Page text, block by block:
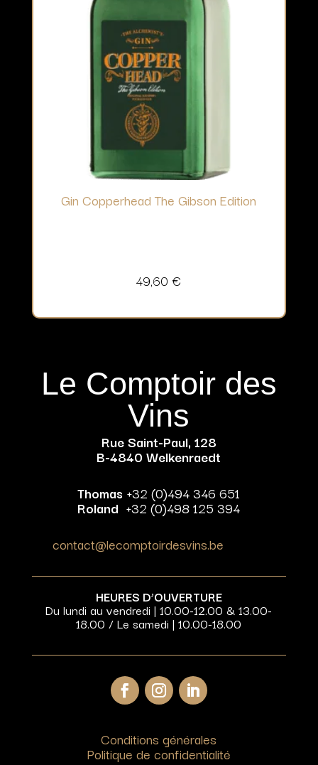
Gin Copperhead The Gibson Edition
49,60 €
Le Comptoir des
Vins
Rue Saint-Paul, 128
B-4840 Welkenraedt
Thomas +32 (0)494 346 651
Roland +32 (0)498 125 394
contact@lecomptoirdesvins.be
HEURES D’OUVERTURE
Du lundi au vendredi | 10.00-12.00 & 13.00-
18.00 / Le samedi | 10.00-18.00
Conditions générales
Politique de confidentialité